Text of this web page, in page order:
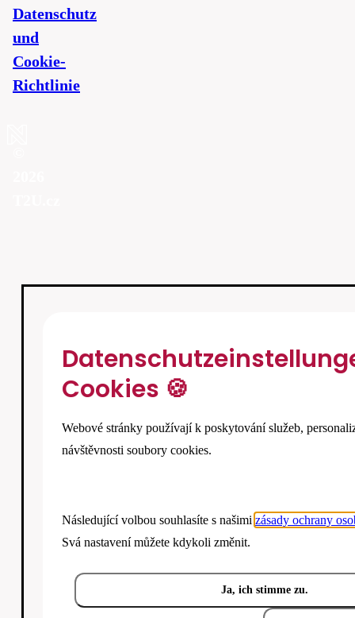
Datenschutz
und
Cookie-
Richtlinie
Cookies 🍪
Webové stránky používají k poskytování služeb,
návštěvnosti soubory cookies.
Následující volbou souhlasíte s našimi zásady ochrany
Svá nastavení můžete kdykoli změnit.
Ja, ich stimme zu.